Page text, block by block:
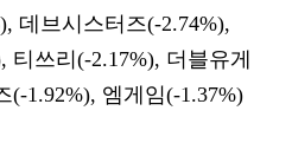
데브시스터즈(-2.74%),
티쓰리(-2.17%), 더블유게
(-1.92%), 엠게임(-1.37%)